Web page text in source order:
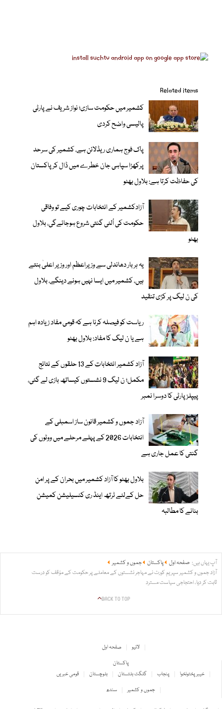
Related items
کشمیر میں حکومت سازی؛ نواز شریف نے پارٹی
پالیسی واضح کردی
پاک فوج ہماری ریڈلائن ہے، کشمیر کی سرحد
پرکھڑا سپاہی جان خطرے میں ڈال کر پاکستان
کی حفاظت کرتا ہے: بلاول بھٹو
آزادکشمیر کے انتخابات چوری کیے تو وفاقی
حکومت کی اُلٹی گنتی شروع ہوجائےگی، بلاول
بھٹو
یہ ہر بار دھاندلی سے وزیراعظم اور وزیر اعلیٰ بنتے
ہیں، کشمیر میں ایسا نہیں ہونے دینگے، بلاول
کی ن لیگ پر کڑی تنقید
ریاست کو فیصلہ کرنا ہے کہ قومی مفاد زیادہ اہم
ہے یا ن لیگ کا مفاد: بلاول بھٹو
آزاد کشمیر انتخابات کے 13 حلقوں کے نتائج
مکمل؛ ن لیگ 9 نشستوں کیساتھ بازی لے گئی،
پیپلزپارٹی کا دوسرا نمبر
آزاد جموں و کشمیر قانون ساز اسمبلی کے
انتخابات 2026 کے پہلے مرحلے میں ووٹوں کی
گنتی کا عمل جاری ہے
بلاول بھٹو کا آزاد کشمیر میں بحران کے پر امن
حل کےلئے ٹرتھ اینڈ ری کنسیلیشن کمیشن
بنانے کا مطالبہ
آپ یہاں ہیں: صفحہ اول پاکستان
جموں و کشمیر
آزاد جموں و کشمیر سپریم کورٹ نے مہاجر نشستوں کے معاملے پر حکومت کے مؤقف کو درست
ثابت کر دیا، احتجاجی سیاست مسترد
BACK TO TOP
صفحہ اول
لائیو
پاکستان
قومی خبریں
بلوچستان گلگت بلتستان پنجاب
خیبر پختونخوا
سندھ
جموں و کشمیر